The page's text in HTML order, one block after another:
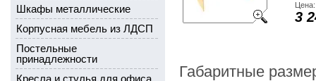
Шкафы металлические
Корпусная мебель из ЛДСП
Постельные
принадлежности
Кресла и стулья для офиса
Цена:
3
Габаритные